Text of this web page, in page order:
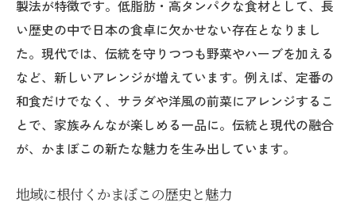
製法が特徴です。低脂肪・高タンパクな食材として、長
い歴史の中で日本の食卓に欠かせない存在となりまし
た。現代では、伝統を守りつつも野菜やハーブを加える
など、新しいアレンジが増えています。例えば、定番の
和食だけでなく、サラダや洋風の前菜にアレンジするこ
とで、家族みんなが楽しめる一品に。伝統と現代の融合
が、かまぼこの新たな魅力を生み出しています。
地域に根付くかまぼこの歴史と魅力